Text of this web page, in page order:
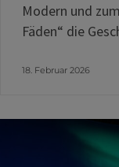
Modern und
Fäden“ die
18. Februar 2026